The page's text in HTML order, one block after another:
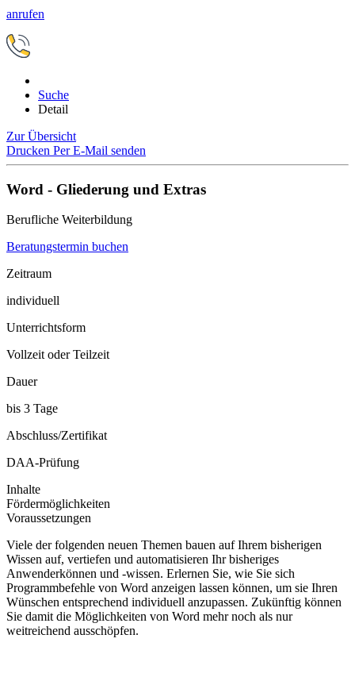
anrufen
Suche
Detail
Zur Übersicht
Drucken Per E-Mail senden
Word - Gliederung und Extras
Berufliche Weiterbildung
Beratungstermin buchen
Zeitraum
individuell
Unterrichtsform
Vollzeit oder Teilzeit
Dauer
bis 3 Tage
Abschluss/Zertifikat
DAA-Prüfung
Inhalte
Fördermöglichkeiten
Voraussetzungen
Viele der folgenden neuen Themen bauen auf Ihrem bisherigen
Wissen auf, vertiefen und automatisieren Ihr bisheriges
Anwenderkönnen und -wissen. Erlernen Sie, wie Sie sich
Programmbefehle von Word anzeigen lassen können, um sie Ihren
Wünschen entsprechend individuell anzupassen. Zukünftig können
Sie damit die Möglichkeiten von Word mehr noch als nur
weitreichend ausschöpfen.